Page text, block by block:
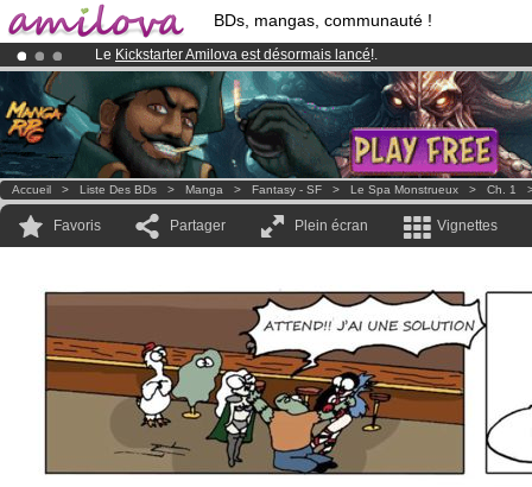
BDs, mangas, communauté !
Le Kickstarter Amilova est désormais lancé!.
Déjà 100000membreset 1000BDs & Mangas!
Abonnement premium: à partir de
3.95 eurospar mois !Clique ici
Accueil > Liste Des BDs > Manga > Fantasy - SF > Le Spa Monstrueux > Ch. 1
Favoris Partager Plein écran Vignettes